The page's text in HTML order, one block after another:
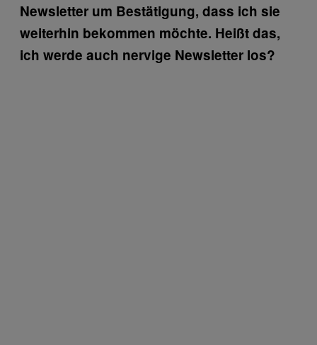
Newsletter um Bestätigung, dass ich sie
weiterhin bekommen möchte. Heißt das,
ich werde auch nervige Newsletter los?